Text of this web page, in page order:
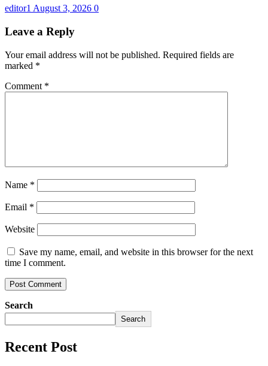
editor1 August 3, 2026 0
Leave a Reply
Your email address will not be published. Required fields are
marked *
Comment *
Name *
Email *
Website
Save my name, email, and website in this browser for the next
time I comment.
Search
Search
Recent Post